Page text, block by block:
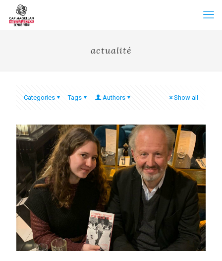
actualité
Categories Tags Authors Show all